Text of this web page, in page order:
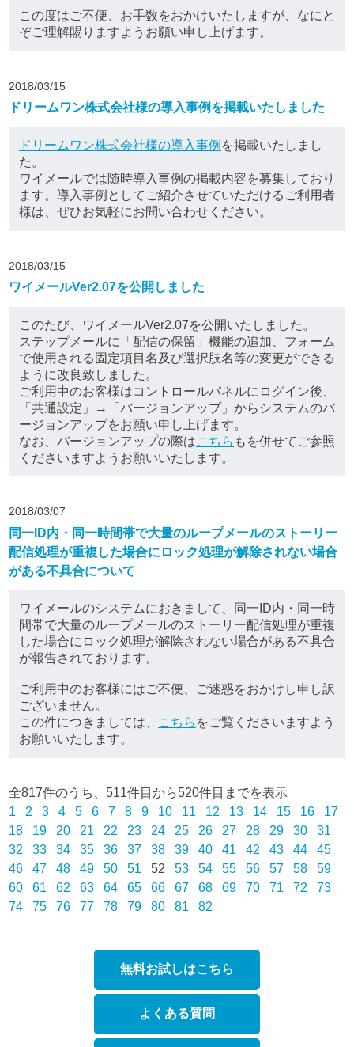
この度はご不便、お手数をおかけいたしますが、なにと
ぞご理解賜りますようお願い申し上げます。
2018/03/15
ドリームワン株式会社様の導入事例を掲載いたしました
ドリームワン株式会社様の導入事例 を掲載いたしまし
た。
ワイメールでは随時導入事例の掲載内容を募集しており
ます。導入事例としてご紹介させていただけるご利用者
様は、ぜひお気軽にお問い合わせください。
2018/03/15
ワイメールVer2.07を公開しました
このたび、ワイメールVer2.07を公開いたしました。
ステップメールに「配信の保留」機能の追加、フォーム
で使用される固定項目名及び選択肢名等の変更ができる
ように改良致しました。
ご利用中のお客様はコントロールパネルにログイン後、
「共通設定」→「バージョンアップ」からシステムのバ
ージョンアップをお願い申し上げます。
なお、バージョンアップの際はこちら もを併せてご参照
くださいますようお願いいたします。
2018/03/07
同一ID内・同一時間帯で大量のループメールのストーリー
配信処理が重複した場合にロック処理が解除されない場合
がある不具合について
ワイメールのシステムにおきまして、同一ID内・同一時
間帯で大量のループメールのストーリー配信処理が重複
した場合にロック処理が解除されない場合がある不具合
が報告されております。
ご利用中のお客様にはご不便、ご迷惑をおかけし申し訳
ございません。
この件につきましては、
こちら をご覧くださいますよう
お願いいたします。
全817件のうち、511件目から520件目までを表示
1
2 3 4 5 6 7 8 9 10 11 12 13 14 15 16
17
18
19 20 21 22 23 24 25 26 27 28 29 30
31
32
33 34 35 36 37 38 39 40 41 42 43 44
45
46
47 48 49 50 51 5253 54 55 56 57 58
59
60
61 62 63 64 65 66 67 68 69 70 71 72
73
74
75 76 77 78 79 80 81 82
無料お試しはこちら
よくある質問